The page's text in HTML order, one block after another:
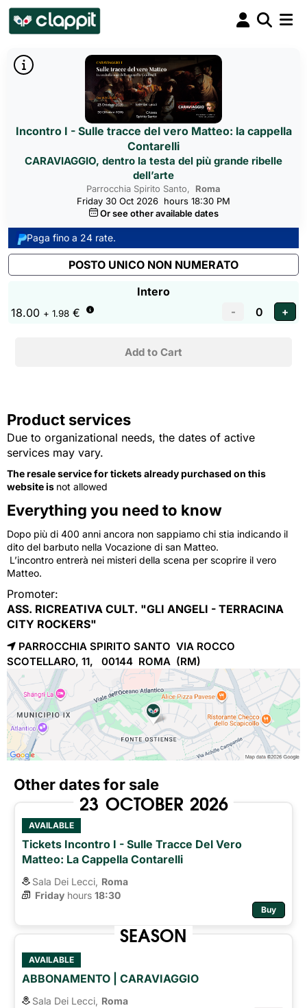
Incontro I - Sulle tracce del vero Matteo: la cappella
Contarelli
CARAVIAGGIO, dentro la testa del più grande ribelle
dell’arte
Parrocchia Spirito Santo, Roma
Friday 30 Oct 2026 hours 18:30 PM
Or see other available dates
Paga fino a 24 rate.
POSTO UNICO NON NUMERATO
Intero
18.00 + 1.98 €
Product services
Due to organizational needs, the dates of active
services may vary.
The resale service for tickets already purchased on this
website is not allowed
Everything you need to know
Dopo più di 400 anni ancora non sappiamo chi stia indicando il
dito del barbuto nella Vocazione di san Matteo.
L’incontro entrerà nei misteri della scena per scoprire il vero
Matteo.
Promoter:
ASS. RICREATIVA CULT. "GLI ANGELI - TERRACINA
CITY ROCKERS"
PARROCCHIA SPIRITO SANTO VIA ROCCO
SCOTELLARO, 11, 00144 ROMA (RM)
Other dates for sale
23 OCTOBER 2026
AVAILABLE
Tickets Incontro I - Sulle Tracce Del Vero
Matteo: La Cappella Contarelli
Sala Dei Lecci, Roma
Friday hours 18:30
Buy
SEASON
AVAILABLE
ABBONAMENTO | CARAVIAGGIO
Sala Dei Lecci, Roma